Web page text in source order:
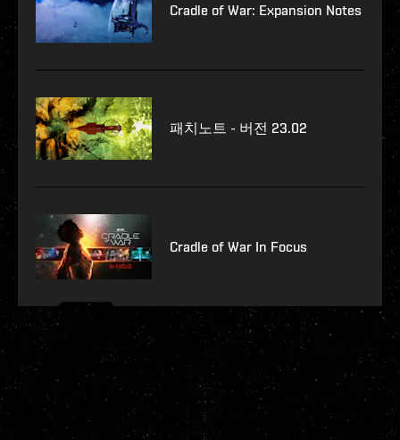
Cradle of War: Expansion Notes
패치노트 - 버전 23.02
Cradle of War In Focus